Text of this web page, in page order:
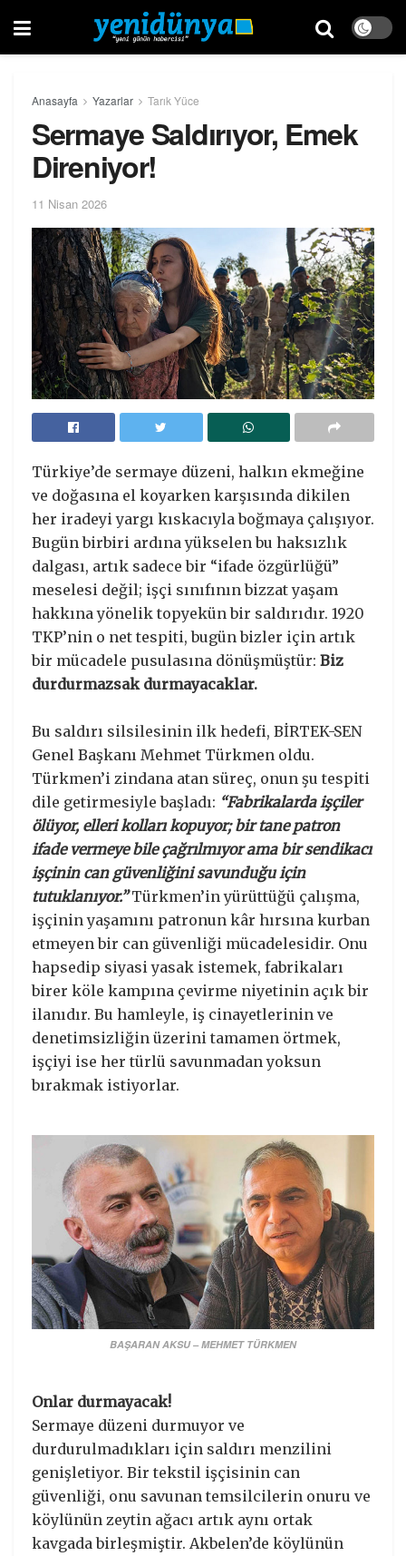
Anasayfa Yazarlar Tarık Yüce
Sermaye Saldırıyor, Emek
Direniyor!
11 Nisan 2026
Türkiye’de sermaye düzeni, halkın ekmeğine
ve doğasına el koyarken karşısında dikilen
her iradeyi yargı kıskacıyla boğmaya çalışıyor.
Bugün birbiri ardına yükselen bu haksızlık
dalgası, artık sadece bir “ifade özgürlüğü”
meselesi değil; işçi sınıfının bizzat yaşam
hakkına yönelik topyekün bir saldırıdır. 1920
TKP’nin o net tespiti, bugün bizler için artık
bir mücadele pusulasına dönüşmüştür: Biz
durdurmazsak durmayacaklar.
Bu saldırı silsilesinin ilk hedefi, BİRTEK-SEN
Genel Başkanı Mehmet Türkmen oldu.
Türkmen’i zindana atan süreç, onun şu tespiti
dile getirmesiyle başladı: “Fabrikalarda işçiler
ölüyor, elleri kolları kopuyor; bir tane patron
ifade vermeye bile çağrılmıyor ama bir sendikacı
işçinin can güvenliğini savunduğu için
tutuklanıyor.”Türkmen’in yürüttüğü çalışma,
işçinin yaşamını patronun kâr hırsına kurban
etmeyen bir can güvenliği mücadelesidir. Onu
hapsedip siyasi yasak istemek, fabrikaları
birer köle kampına çevirme niyetinin açık bir
ilanıdır. Bu hamleyle, iş cinayetlerinin ve
denetimsizliğin üzerini tamamen örtmek,
işçiyi ise her türlü savunmadan yoksun
bırakmak istiyorlar.
BAŞARAN AKSU – MEHMET TÜRKMEN
Onlar durmayacak!
​Sermaye düzeni durmuyor ve
durdurulmadıkları için saldırı menzilini
genişletiyor. Bir tekstil işçisinin can
güvenliği, onu savunan temsilcilerin onuru ve
köylünün zeytin ağacı artık aynı ortak
kavgada birleşmiştir. Akbelen’de köylünün